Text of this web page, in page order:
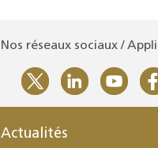
Nos réseaux sociaux /
Actualités